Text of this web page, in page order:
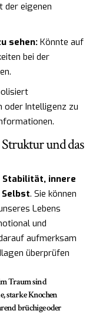
eigenen
sehen: Könnte auf
bei der
oder Intelligenz zu
und das
Stabilität, innere
. Sie können
Lebens
und
aufmerksam
überprüfen
Traum sind
starke Knochen
brüchige oder